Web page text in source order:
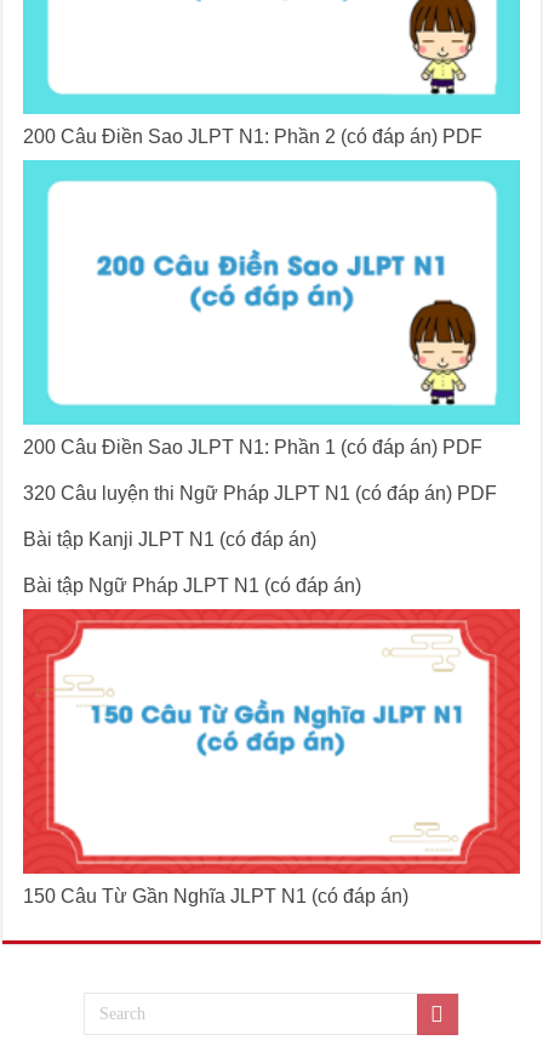
200 Câu Điền Sao JLPT N1: Phần 2 (có đáp án) PDF
200 Câu Điền Sao JLPT N1: Phần 1 (có đáp án) PDF
320 Câu luyện thi Ngữ Pháp JLPT N1 (có đáp án) PDF
Bài tập Kanji JLPT N1 (có đáp án)
Bài tập Ngữ Pháp JLPT N1 (có đáp án)
150 Câu Từ Gần Nghĩa JLPT N1 (có đáp án)